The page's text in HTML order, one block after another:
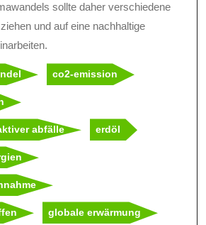
sollte daher verschiedene
und auf eine nachhaltige
co2-emission
abfälle erdöl
globale erwärmung